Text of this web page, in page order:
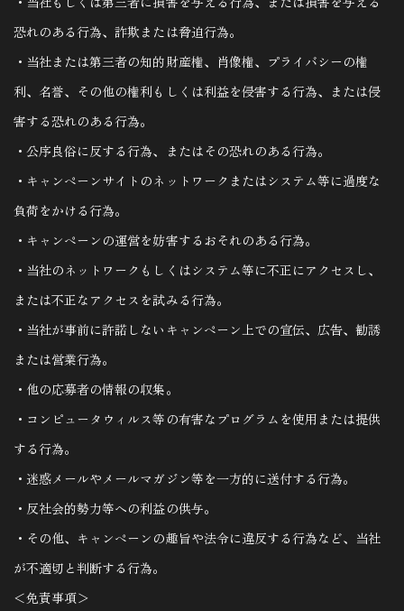
恐れのある行為、詐欺または脅迫行為｡
・当社または第三者の知的財産権、肖像権、プライバシーの権
利、名誉、その他の権利もしくは利益を侵害する行為、または侵
害する恐れのある行為｡
・公序良俗に反する行為、またはその恐れのある行為｡
・キャンペーンサイトのネットワークまたはシステム等に過度な
負荷をかける行為｡
・キャンペーンの運営を妨害するおそれのある行為｡
・当社のネットワークもしくはシステム等に不正にアクセスし、
または不正なアクセスを試みる行為｡
・当社が事前に許諾しないキャンペーン上での宣伝、広告、勧誘
または営業行為｡
・他の応募者の情報の収集｡
・コンピュータウィルス等の有害なプログラムを使用または提供
する行為｡
・迷惑メールやメールマガジン等を一方的に送付する行為｡
・反社会的勢力等への利益の供与｡
・その他、キャンペーンの趣旨や法令に違反する行為など、当社
が不適切と判断する行為｡
＜免責事項＞